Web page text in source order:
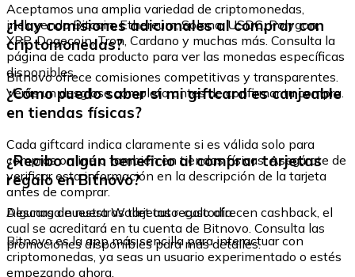
Aceptamos una amplia variedad de criptomonedas,
incluyendo Bitcoin, Ethereum, Solana, USDC, Polygon,
XRP, Dogecoin, Tron, Cardano y muchas más. Consulta la
página de cada producto para ver las monedas específicas
disponibles.
¿Hay comisiones adicionales al comprar con
criptomonedas?
Bitnovo ofrece comisiones competitivas y transparentes.
Verás un desglose completo antes de confirmar tu compra.
¿Cómo puedo saber si mi giftcard es canjeable
en tiendas físicas?
Cada giftcard indica claramente si es válida solo para
compras online o también en tiendas físicas. Asegúrate de
verificar esta información en la descripción de la tarjeta
antes de comprar.
¿Recibo algún beneficio al comprar tarjetas
regalo en Bitnovo?
Algunas de nuestras tarjetas regalo ofrecen cashback, el
cual se acreditará en tu cuenta de Bitnovo. Consulta las
promociones disponibles para más detalles.
Descarga nuestra Wallet auto-custodia
Bitnovo es la app más sencilla para interactuar con
criptomonedas, ya seas un usuario experimentado o estés
empezando ahora.